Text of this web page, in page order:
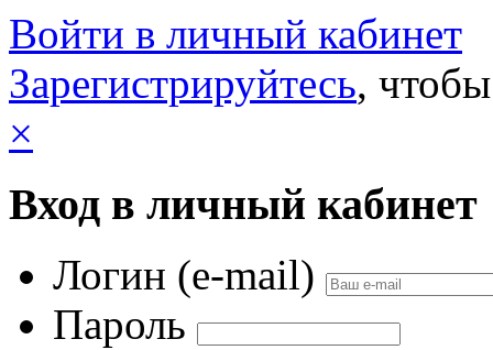
Войти в личный кабинет
Зарегистрируйтесь,
×
Вход в личный кабинет
Логин (e-mail)
Пароль